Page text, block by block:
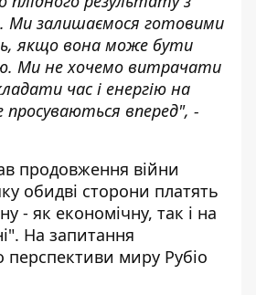
Ми залишаємося готовими
якщо вона може бути
Ми не хочемо витрачати
час і енергію на
просуваються вперед", -
продовження війни
обидві сторони платять
- як економічну, так і на
На запитання
перспективи миру Рубіо